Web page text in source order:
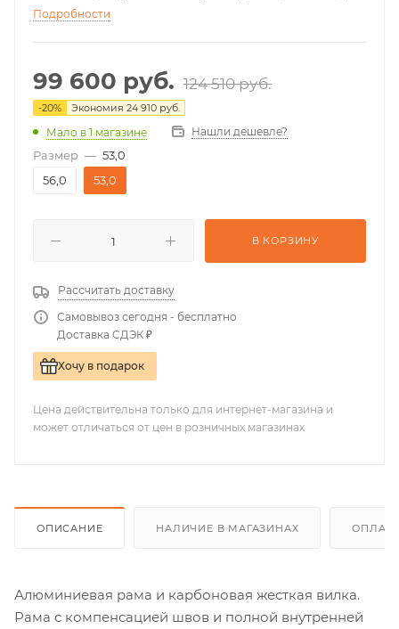
Подробности
99 600 руб. 124 510руб.
-20% Экономия 24 910 руб.
Мало в 1 магазине Нашли дешевле?
Размер — 53,0
56,0
53,0
В КОРЗИНУ
Рассчитать доставку
Самовывоз сегодня - бесплатно
Доставка СДЭК ₽
Хочу в подарок
Цена действительна только для интернет-магазина и
может отличаться от цен в розничных магазинах
ОПИСАНИЕ НАЛИЧИЕ В МАГАЗИНАХ
Алюминиевая рама и карбоновая жесткая вилка.
Рама с компенсацией швов и полной внутренней